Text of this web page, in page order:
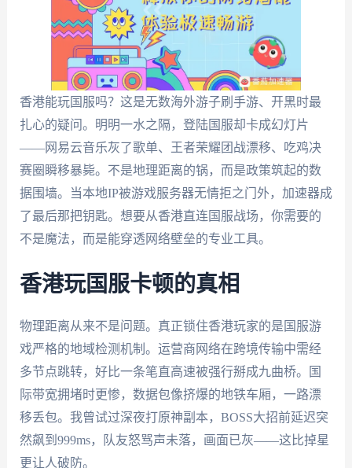
香港能玩国服吗？这是无数海外游子刷手游、开黑时最
扎心的疑问。明明一水之隔，登陆国服却卡成幻灯片
——网易云音乐灰了歌单、王者荣耀团战漂移、吃鸡决
赛圈瞬移暴毙。不是地理距离的锅，而是政策筑起的数
据围墙。当本地IP被游戏服务器无情拒之门外，加速器成
了最后那把钥匙。想要从香港直连国服战场，你需要的
不是魔法，而是能穿透网络壁垒的专业工具。
香港玩国服卡顿的真相
物理距离从来不是问题。真正锁住香港玩家的是国服游
戏严格的地域检测机制。运营商网络在跨境传输中需经
多节点跳转，好比一条笔直高速被强行掰成九曲桥。国
际带宽拥堵时更惨，数据包像挤爆的地铁车厢，一路漂
移丢包。我曾试过深夜打原神副本，BOSS大招前延迟突
然飙到999ms，队友怒骂声未落，画面已灰——这比掉星
更让人破防。